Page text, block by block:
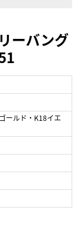
ーバング
ールド・K18イエ